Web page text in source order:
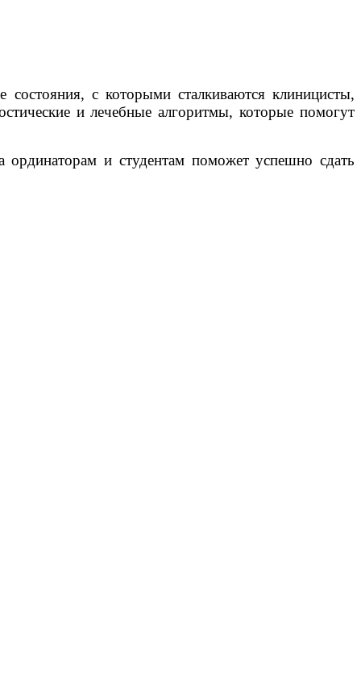
с которыми сталкиваются клиницисты,
и лечебные алгоритмы, которые помогут
ординаторам и студентам поможет успешно сдать